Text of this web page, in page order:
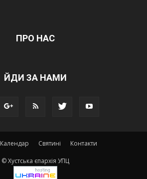
ПРО НАС
ЙДИ ЗА НАМИ
Календар Святині Контакти
© Хустська єпархія УПЦ